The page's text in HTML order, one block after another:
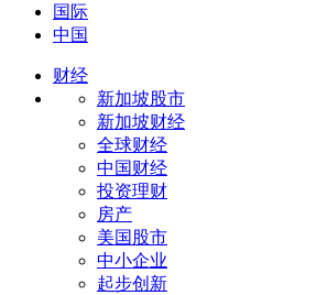
国际
中国
财经
新加坡股市
新加坡财经
全球财经
中国财经
投资理财
房产
美国股市
中小企业
起步创新